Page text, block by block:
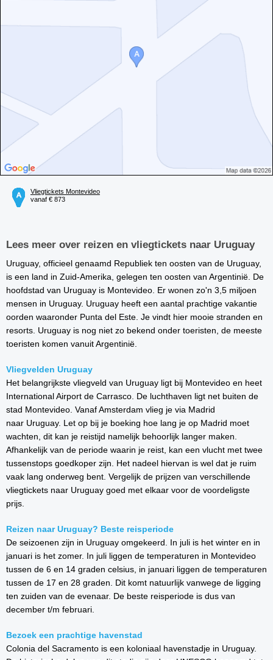
Vliegtickets Montevideo
vanaf € 873
Lees meer over reizen en vliegtickets naar Uruguay
Uruguay, officieel genaamd Republiek ten oosten van de Uruguay,
is een land in Zuid-Amerika, gelegen ten oosten van Argentinië. De
hoofdstad van Uruguay is Montevideo. Er wonen zo'n 3,5 miljoen
mensen in Uruguay. Uruguay heeft een aantal prachtige vakantie
oorden waaronder Punta del Este. Je vindt hier mooie stranden en
resorts. Uruguay is nog niet zo bekend onder toeristen, de meeste
toeristen komen vanuit Argentinië.
Vliegvelden Uruguay
Het belangrijkste vliegveld van Uruguay ligt bij Montevideo en heet
International Airport de Carrasco. De luchthaven ligt net buiten de
stad Montevideo. Vanaf Amsterdam vlieg je via Madrid
naar Uruguay. Let op bij je boeking hoe lang je op Madrid moet
wachten, dit kan je reistijd namelijk behoorlijk langer maken.
Afhankelijk van de periode waarin je reist, kan een vlucht met twee
tussenstops goedkoper zijn. Het nadeel hiervan is wel dat je ruim
vaak lang onderweg bent. Vergelijk de prijzen van verschillende
vliegtickets naar Uruguay goed met elkaar voor de voordeligste
prijs.
Reizen naar Uruguay? Beste reisperiode
De seizoenen zijn in Uruguay omgekeerd. In juli is het winter en in
januari is het zomer. In juli liggen de temperaturen in Montevideo
tussen de 6 en 14 graden celsius, in januari liggen de temperaturen
tussen de 17 en 28 graden. Dit komt natuurlijk vanwege de ligging
ten zuiden van de evenaar. De beste reisperiode is dus van
december t/m februari.
Bezoek een prachtige havenstad
Colonia del Sacramento is een koloniaal havenstadje in Uruguay.